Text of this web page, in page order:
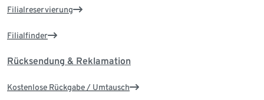
Filialreservierung
Filialfinder
Rücksendung & Reklamation
Kostenlose Rückgabe / Umtausch